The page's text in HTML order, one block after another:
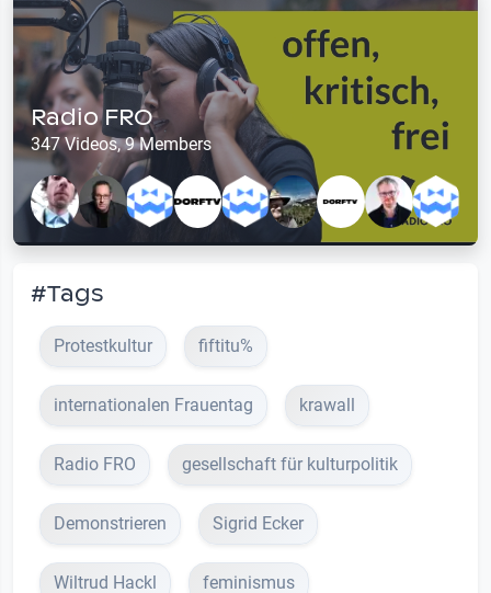
Radio FRO
347 Videos, 9 Members
#Tags
Protestkultur fiftitu%
internationalen Frauentag krawall
Radio FRO gesellschaft für kulturpolitik
Demonstrieren Sigrid Ecker
Wiltrud Hackl feminismus